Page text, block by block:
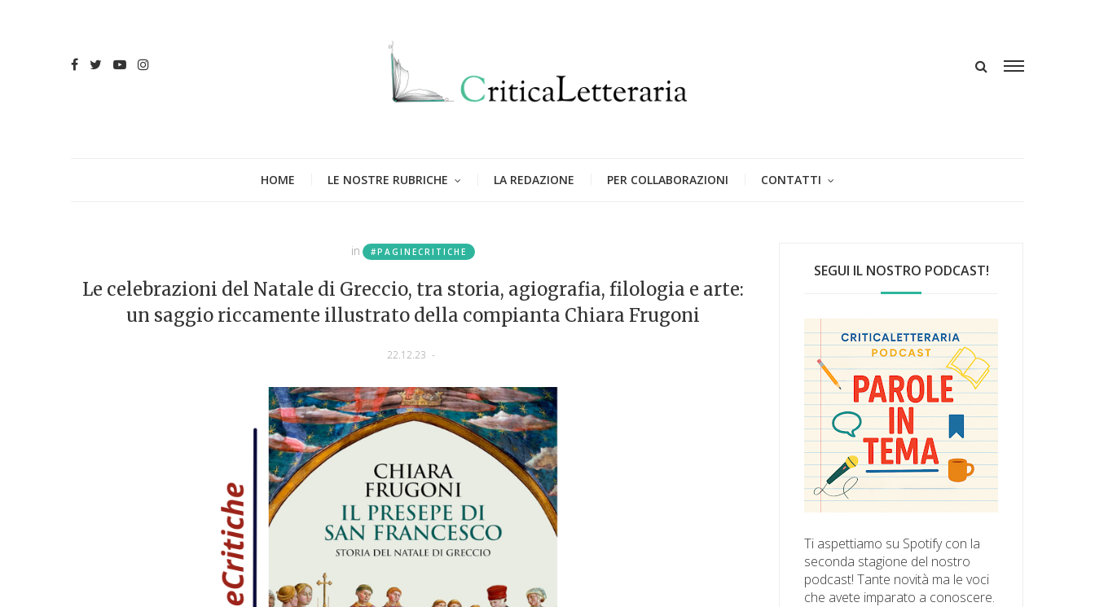
HOME LE NOSTRE RUBRICHE LA REDAZIONE PER COLLABORAZIONI CONTATTI
in #PAGINECRITICHE
Le celebrazioni del Natale di Greccio, tra storia, agiografia, filologia e arte:
un saggio riccamente illustrato della compianta Chiara Frugoni
22.12.23 -
SEGUI IL NOSTRO PODCAST!
Ti aspettiamo su Spotify con la
seconda stagione del nostro
podcast! Tante novità ma le voci
che avete imparato a conoscere.